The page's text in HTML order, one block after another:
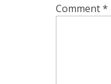
Comment*